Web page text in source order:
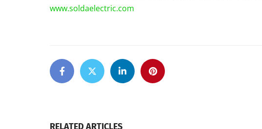
www.soldaelectric.com
RELATED ARTICLES